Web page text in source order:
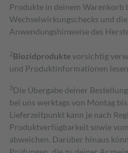
Produkte in deinem
Wechselwirkungschecks und
Anwendungshinweise des
2Biozidproduktevorsichtig
und Produktinformationen
3Die Übergabe deiner
bei uns werktags von Montag
Lieferzeitpunkt kann je nach
Produktverfügbarkeit sowie
abweichen. Darüber hinaus